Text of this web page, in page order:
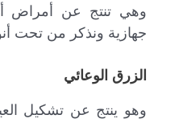
وهي تنتج عن أمراض
جهازية ونذكر من تحت
الزرق الوعائي
وهو ينتج عن تشكيل